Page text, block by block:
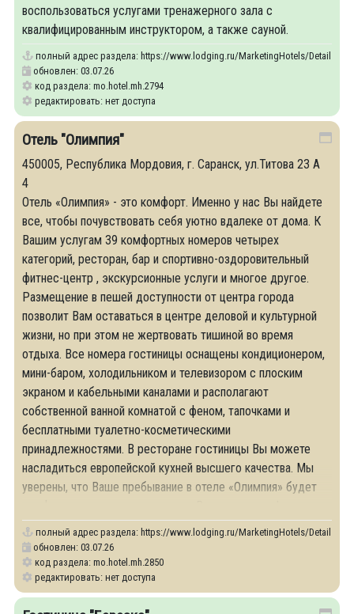
воспользоваться услугами тренажерного зала с
квалифицированным инструктором, а также сауной.
полный адрес раздела: https://www.lodging.ru/MarketingHotels/Details/
обновлен: 03.07.26
код раздела: mo.hotel.mh.2794
редактировать: нет доступа
Отель "Олимпия"
450005, Республика Мордовия, г. Саранск, ул.Титова 23 А
4
Отель «Олимпия» - это комфорт. Именно у нас Вы найдете
все, чтобы почувствовать себя уютно вдалеке от дома. К
Вашим услугам 39 комфортных номеров четырех
категорий, ресторан, бар и спортивно-оздоровительный
фитнес-центр , экскурсионные услуги и многое другое.
Размещение в пешей доступности от центра города
позволит Вам оставаться в центре деловой и культурной
жизни, но при этом не жертвовать тишиной во время
отдыха. Все номера гостиницы оснащены кондиционером,
мини-баром, холодильником и телевизором с плоским
экраном и кабельными каналами и располагают
собственной ванной комнатой с феном, тапочками и
бесплатными туалетно-косметическими
принадлежностями. В ресторане гостиницы Вы можете
насладиться европейской кухней высшего качества. Мы
уверены, что Ваше пребывание в отеле «Олимпия» будет
полный адрес раздела: https://www.lodging.ru/MarketingHotels/Details/
обновлен: 03.07.26
код раздела: mo.hotel.mh.2850
редактировать: нет доступа